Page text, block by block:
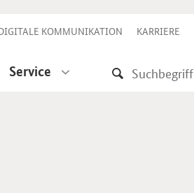
KOMMUNIKATION KARRIERE
Service